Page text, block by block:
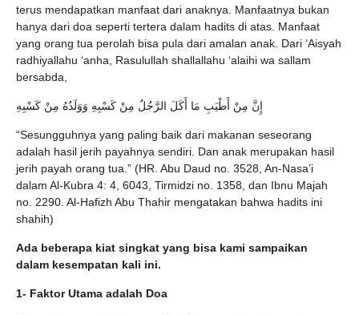
terus mendapatkan manfaat dari anaknya. Manfaatnya bukan
hanya dari doa seperti tertera dalam hadits di atas. Manfaat
yang orang tua perolah bisa pula dari amalan anak. Dari ‘Aisyah
radhiyallahu ‘anha, Rasulullah shallallahu ‘alaihi wa sallam
bersabda,
إِنَّ مِنْ أَطْيَبِ مَا أَكَلَ الرَّجُلُ مِنْ كَسْبِهِ وَوَلَدُهُ مِنْ كَسْبِهِ
“Sesungguhnya yang paling baik dari makanan seseorang
adalah hasil jerih payahnya sendiri. Dan anak merupakan hasil
jerih payah orang tua.” (HR. Abu Daud no. 3528, An-Nasa’i
dalam Al-Kubra 4: 4, 6043, Tirmidzi no. 1358, dan Ibnu Majah
no. 2290. Al-Hafizh Abu Thahir mengatakan bahwa hadits ini
shahih)
Ada beberapa kiat singkat yang bisa kami sampaikan
dalam kesempatan kali ini.
1- Faktor Utama adalah Doa